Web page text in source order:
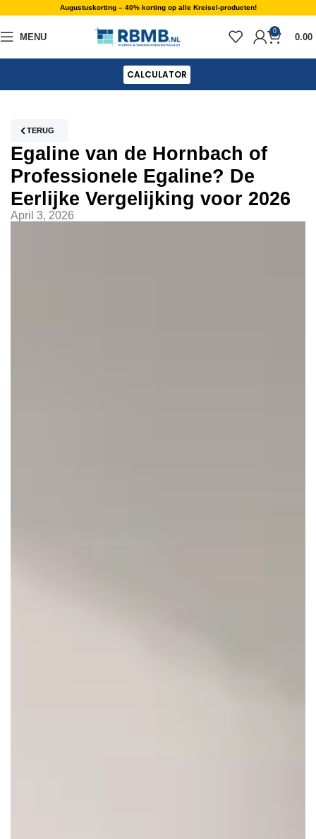
Augustuskorting – 40% korting op alle Kreisel-producten!
MENU
0
0.00
CALCULATOR
TERUG
Egaline van de Hornbach of
Professionele Egaline? De
Eerlijke Vergelijking voor 2026
April 3, 2026